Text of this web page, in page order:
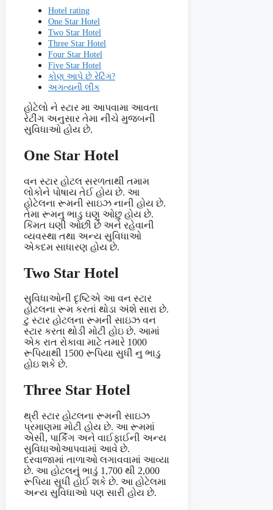
Hotel rating
One Star Hotel
Two Star Hotel
Three Star Hotel
Four Star Hotel
Five Star Hotel
કોણ આપે છે રેટિંગ?
અગત્યની લીંક
હોટેલો ને સ્ટાર મા આપવામા આવતા
રેટીંગ અનુસાર તેમા નીચે મુજબની
સુવિધાઓ હોય છે.
One Star Hotel
વન સ્ટાર હોટલ સરળતાથી તમામ
લોકોને પોષાય તેઈ હોય છે. આ
હોટેલના રૂમની સાઇઝ નાની હોય છે.
તેમા રૂમનુ ભાડુ ઘણુ ઓછુ હોય છે.
કિંમત ઘણી ઓછી છે અને રહેવાની
વ્યવસ્થા તથા અન્ય સુવિધાઓ
એકદમ સાધારણ હોય છે.
Two Star Hotel
સુવિધાઓની દૃષ્ટિએ આ વન સ્ટાર
હોટલના રૂમ કરતાં થોડા અંશે સારા છે.
ટુ સ્ટાર હોટલના રૂમની સાઇઝ વન
સ્ટાર કરતા થોડી મોટી હોઇ છે. આમાં
એક રાત રોકાવા માટે તમારે 1000
રૂપિયાથી 1500 રૂપિયા સુધી નુ ભાડુ
હોઇ શકે છે.
Three Star Hotel
થ્રી સ્ટાર હોટલના રૂમની સાઇઝ
પ્રમાણમા મોટી હોય છે. આ રૂમમાં
એસી, પાર્કિંગ અને વાઈફાઈની અન્ય
સુવિધાઓઆપવામાં આવે છે.
દરવાજામાં તાળાઓ લગાવવામાં આવ્યા
છે. આ હોટલનું ભાડું 1,700 થી 2,000
રૂપિયા સુધી હોઈ શકે છે. આ હોટેલમા
અન્ય સુવિધાઓ પણ સારી હોય છે.